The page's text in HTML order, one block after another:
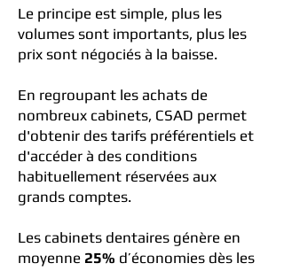
Le principe est simple, plus les
volumes sont importants, plus les
prix sont négociés à la baisse.
En regroupant les achats de
nombreux cabinets, CSAD permet
d'obtenir des tarifs préférentiels et
d'accéder à des conditions
habituellement réservées aux
grands comptes.
Les cabinets dentaires génère en
moyenne 25% d’économies dès les